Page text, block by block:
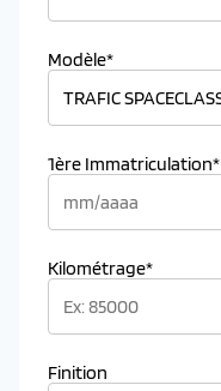
Modèle*
1ère Immatriculation*
Kilométrage*
Finition